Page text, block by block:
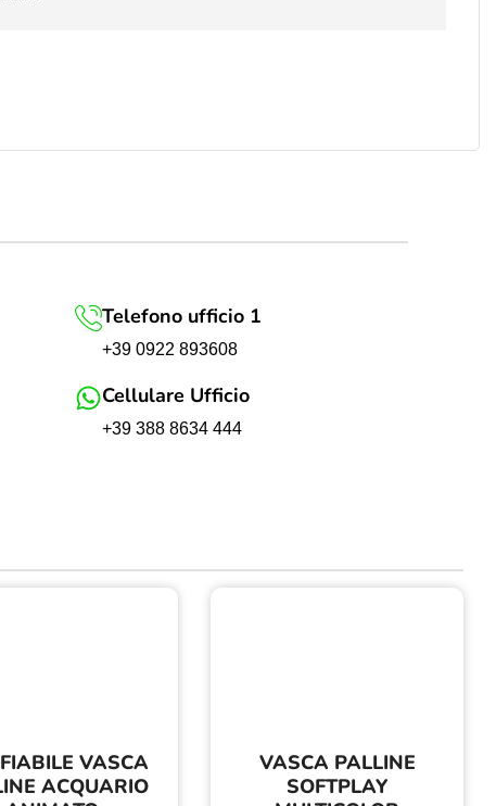
Telefono ufficio 1
+39 0922 893608
Cellulare Ufficio
+39 388 8634 444
VASCA
ACQUARIO
VASCA PALLINE
SOFTPLAY